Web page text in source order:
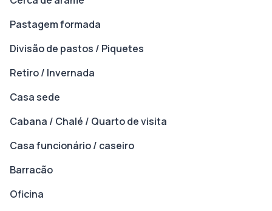
Pastagem formada
Divisão de pastos / Piquetes
Retiro / Invernada
Casa sede
Cabana / Chalé / Quarto de visita
Casa funcionário / caseiro
Barracão
Oficina